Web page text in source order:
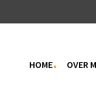
HOME OVER